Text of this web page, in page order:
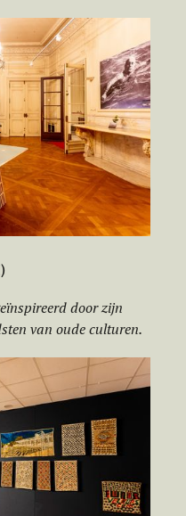
)
door zijn
van oude culturen.